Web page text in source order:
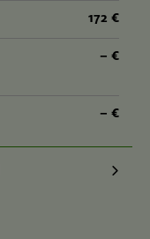
172 €
– €
– €